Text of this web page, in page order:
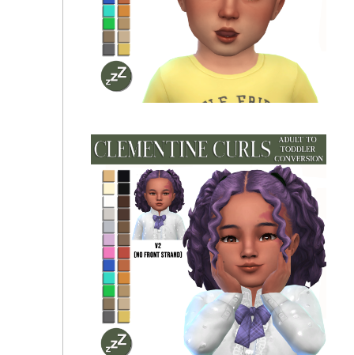
Twistedcat Conversions - sleepyz cc - Lulie Hair
sleepyz - JohnnySims - Erydian Hair